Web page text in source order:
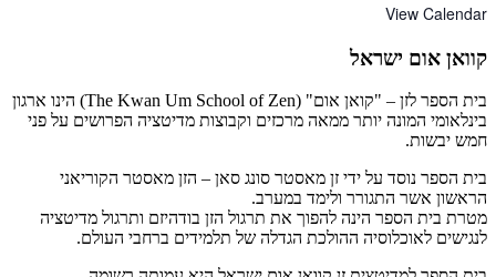
View Calendar
קוואן אום ישראל
בית הספר לזן – "קואן אום" (The Kwan Um School of Zen) הינו ארגון
בינלאומי המונה יותר ממאה מרכזים וקבוצות מדיטציה הפרושים על פני
חמש יבשות.
בית הספר נוסד על ידי זן מאסטר סונג סאן – הזן מאסטר הקוריאני
הראשון אשר התגורר ולימד במערב.
מטרת בית הספר הינה להפוך את תרגול הזן בודהיזם ותרגול מדיטציה
לנגישים לאוכלוסיה ההולכת הגדלה של תלמידים ברחבי העולם.